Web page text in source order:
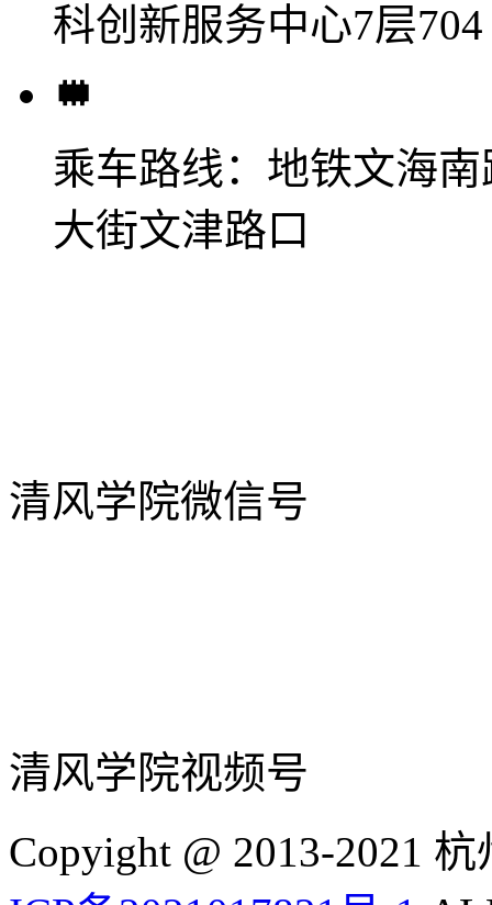
科创新服务中心7层704
乘车路线： 地铁文海
大街文津路口
清风学院微信号
清风学院视频号
Copyight @ 2013-2021